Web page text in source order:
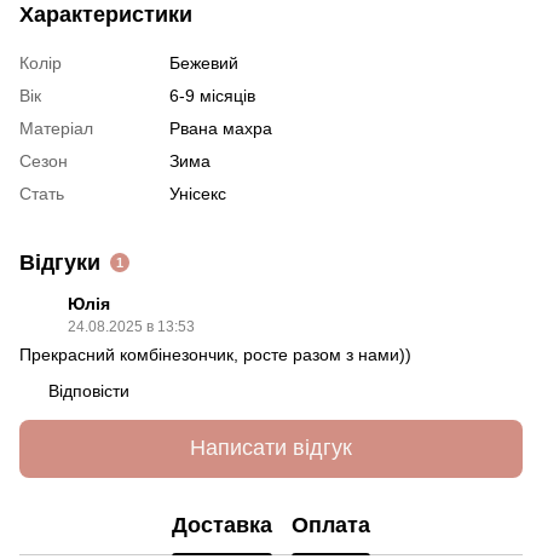
Характеристики
Колір
Бежевий
Вік
6-9 місяців
Матеріал
Рвана махра
Сезон
Зима
Стать
Унісекс
Відгуки 1
Юлія
24.08.2025 в 13:53
Прекрасний комбінезончик, росте разом з нами))
Відповісти
Написати відгук
Доставка Оплата